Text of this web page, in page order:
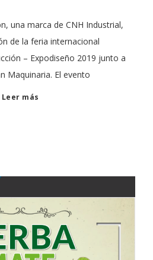
una marca de CNH Industrial,
de la feria internacional
– Expodiseño 2019 junto a
Maquinaria. El evento
Leer más